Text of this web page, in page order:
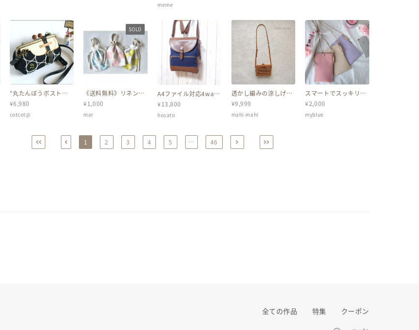
meme
"丸たんぼうボストン”
ドット刺繍柄&生成り
帆布/受注製作 Sサイ
¥6,980
cotcot@
SOLD
《送料無料》リネンパ
ッチワークのミニ巾着
バッグ
¥1,000
mar
A4ファイル対応4way8
の四角いリュック＋バ
ックF（ふた付き）
¥13,800
hosato
透かし編みの涼しげミ
ニポーチ♪ショルダー
バッグ アタバッグ バ
リ島 かごバッグ ハン
ドメイド 旅行
¥9,999
mahi-mahi
スマートでスッキリ♪
スマホショルダー 倉
敷帆布 (桜ピンク・ラ
ベンダー・クリーム)
¥2,000
myblue
1 2 3 4 5 … 46
全ての作品 特集 クーポン